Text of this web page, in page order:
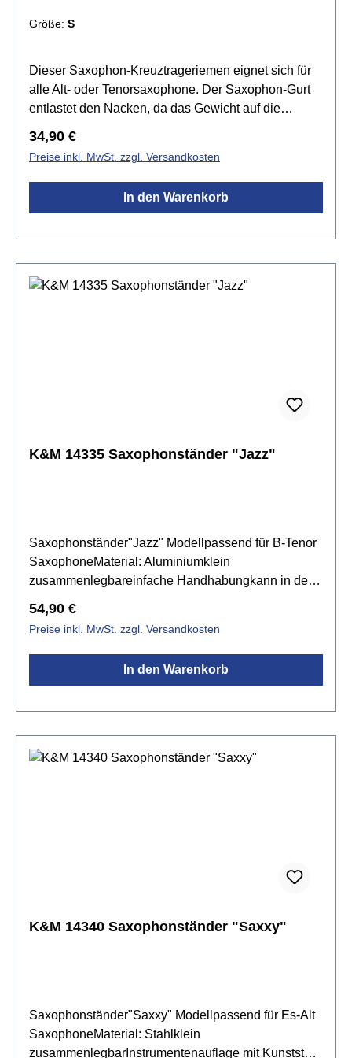
Größe: S
Dieser Saxophon-Kreuztrageriemen eignet sich für
alle Alt- oder Tenorsaxophone. Der Saxophon-Gurt
entlastet den Nacken, da das Gewicht auf die
Tenor Saxophon geeignetGewebeband 50mm
breitläuft über beide SchulternKarabinerhaken aus
KunststoffglasfaserverstärktEinstellung der Länge ist
möglichMade in GermanyGröße: S
Regulärer Preis:
34,90 €
Preise inkl. MwSt. zzgl. Versandkosten
In den Warenkorb
K&M 14335 Saxophonständer "Jazz"
Saxophonständer"Jazz" Modellpassend für B-Tenor
SaxophoneMaterial: Aluminiumklein
zusammenlegbareinfache Handhabungkann in dem
Instruments transportiert werdenFüsse mit
eingepassten ParkettschonernInstrumentenauflage
mit Kunststoff-Schutzüberzugzentrale
VerschlussschraubeHöhe: 425 mmGewicht: 0,36
Regulärer Preis:
54,90 €
Preise inkl. MwSt. zzgl. Versandkosten
In den Warenkorb
K&M 14340 Saxophonständer "Saxxy"
Saxophonständer"Saxxy" Modellpassend für Es-Alt
SaxophoneMaterial: Stahlklein
zusammenlegbarInstrumentenauflage mit Kunststoff-